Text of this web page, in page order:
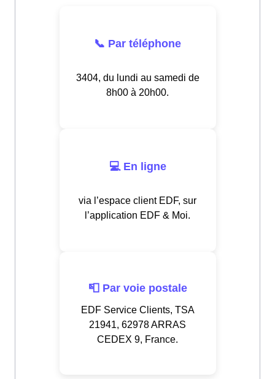
📞 Par téléphone
3404, du lundi au samedi de
8h00 à 20h00.
💻 En ligne
via l’espace client EDF, sur
l’application EDF & Moi.
📮 Par voie postale
EDF Service Clients, TSA
21941, 62978 ARRAS
CEDEX 9, France.